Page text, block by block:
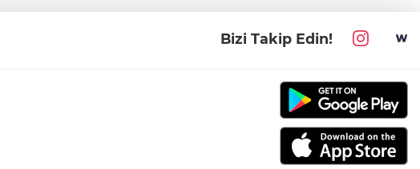
Bizi Takip Edin!